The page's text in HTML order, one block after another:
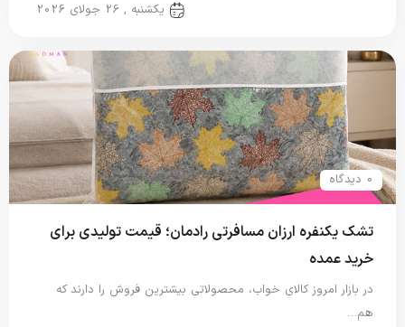
یکشنبه , 26 جولای 2026
0 دیدگاه
تشک یکنفره ارزان مسافرتی رادمان؛ قیمت تولیدی برای
خرید عمده
در بازار امروز کالای خواب، محصولاتی بیشترین فروش را دارند که
هم…